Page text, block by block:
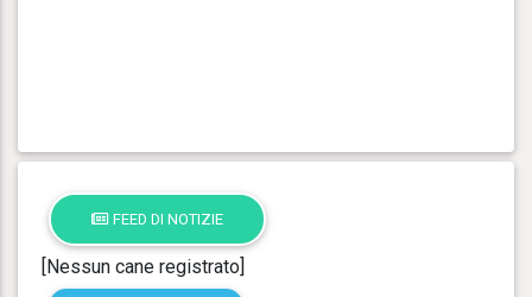
FEED DI NOTIZIE
[Nessun cane registrato]